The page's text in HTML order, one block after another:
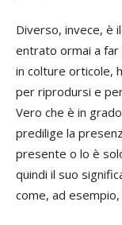
Diverso, invece, è
entrato ormai a
in colture orticole,
per riprodursi e
Vero che è in
predilige la
presente o lo è
quindi il suo
come, ad